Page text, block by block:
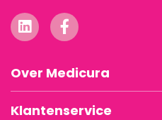
Over Medicura
Klantenservice